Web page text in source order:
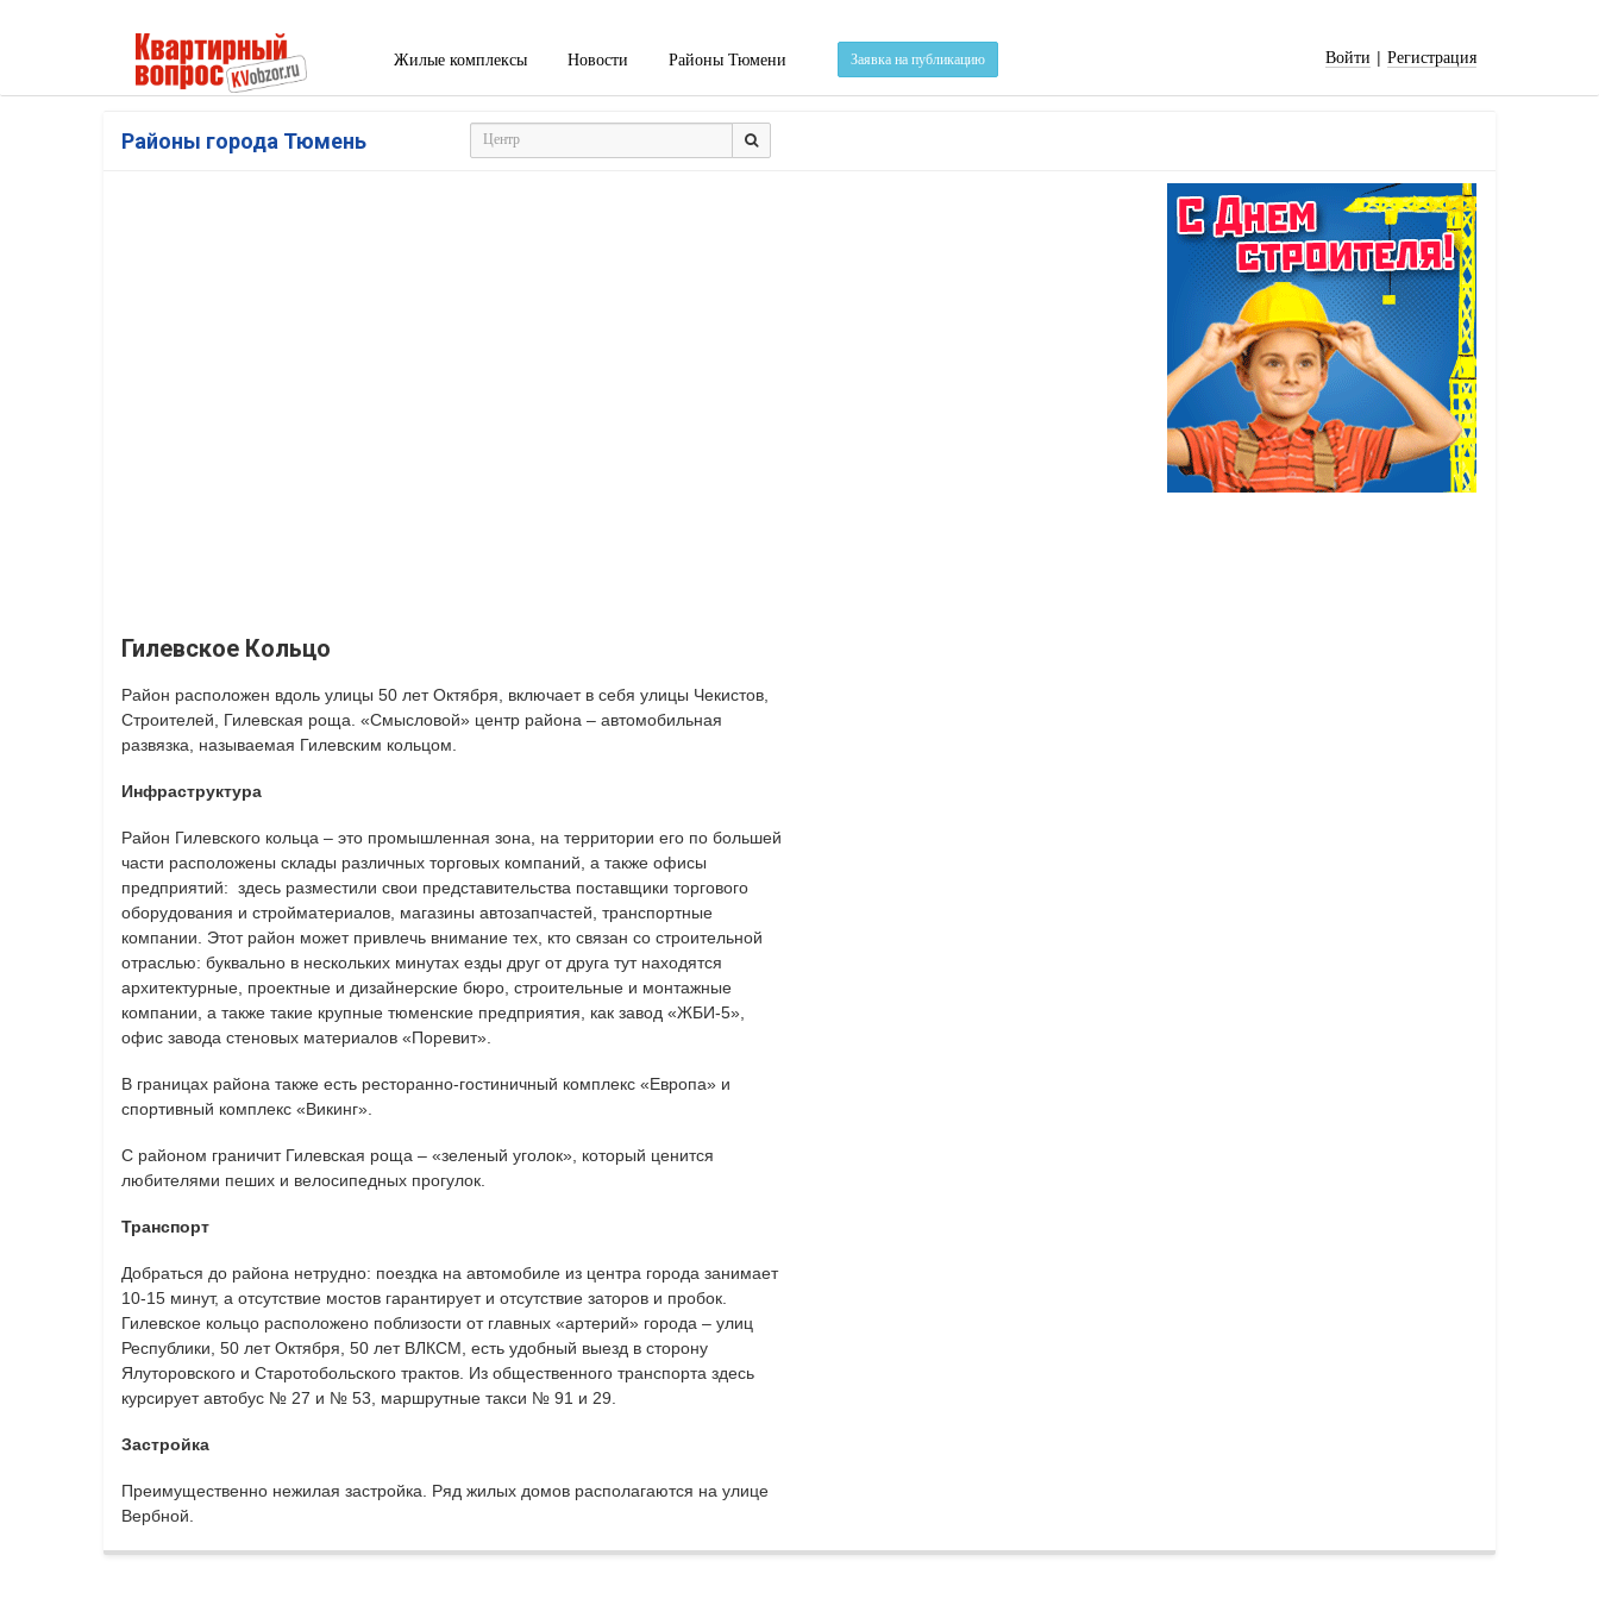
Жилые комплексы Новости Районы Тюмени Заявка на публикацию Войти | Регистрация
Районы города Тюмень
Гилевское Кольцо
Район расположен вдоль улицы 50 лет Октября, включает в себя улицы Чекистов,
Строителей, Гилевская роща. «Смысловой» центр района – автомобильная
развязка, называемая Гилевским кольцом.
Инфраструктура
Район Гилевского кольца – это промышленная зона, на территории его по большей
части расположены склады различных торговых компаний, а также офисы
предприятий: здесь разместили свои представительства поставщики торгового
оборудования и стройматериалов, магазины автозапчастей, транспортные
компании. Этот район может привлечь внимание тех, кто связан со строительной
отраслью: буквально в нескольких минутах езды друг от друга тут находятся
архитектурные, проектные и дизайнерские бюро, строительные и монтажные
компании, а также такие крупные тюменские предприятия, как завод «ЖБИ-5»,
офис завода стеновых материалов «Поревит».
В границах района также есть ресторанно-гостиничный комплекс «Европа» и
спортивный комплекс «Викинг».
С районом граничит Гилевская роща – «зеленый уголок», который ценится
любителями пеших и велосипедных прогулок.
Транспорт
Добраться до района нетрудно: поездка на автомобиле из центра города занимает
10-15 минут, а отсутствие мостов гарантирует и отсутствие заторов и пробок.
Гилевское кольцо расположено поблизости от главных «артерий» города – улиц
Республики, 50 лет Октября, 50 лет ВЛКСМ, есть удобный выезд в сторону
Ялуторовского и Старотобольского трактов. Из общественного транспорта здесь
курсирует автобус № 27 и № 53, маршрутные такси № 91 и 29.
Застройка
Преимущественно нежилая застройка. Ряд жилых домов располагаются на улице
Вербной.